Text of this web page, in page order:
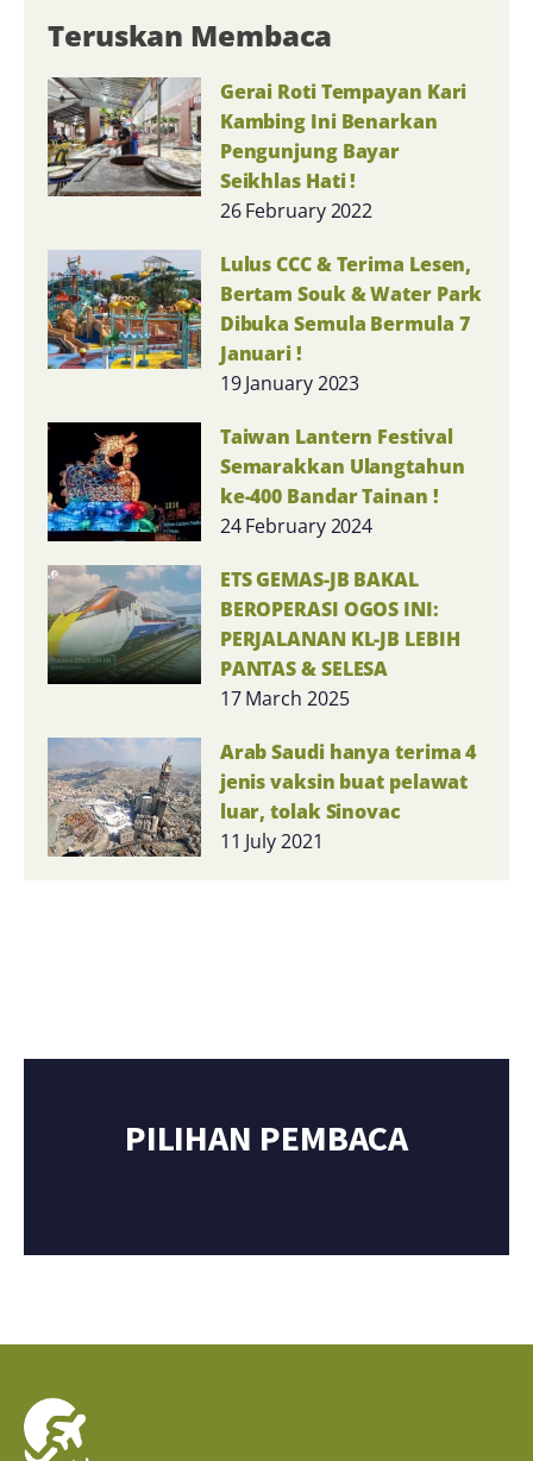
Teruskan Membaca
Gerai Roti Tempayan Kari
Kambing Ini Benarkan
Pengunjung Bayar
Seikhlas Hati !
26 February 2022
Lulus CCC & Terima Lesen,
Bertam Souk & Water Park
Dibuka Semula Bermula 7
Januari !
19 January 2023
Taiwan Lantern Festival
Semarakkan Ulangtahun
ke-400 Bandar Tainan !
24 February 2024
ETS GEMAS-JB BAKAL
BEROPERASI OGOS INI:
PERJALANAN KL-JB LEBIH
PANTAS & SELESA
17 March 2025
Arab Saudi hanya terima 4
jenis vaksin buat pelawat
luar, tolak Sinovac
11 July 2021
PILIHAN PEMBACA